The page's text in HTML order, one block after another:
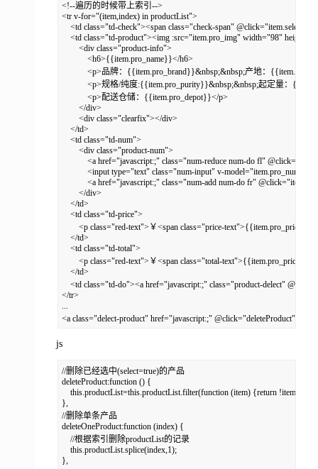
<!--遍历的时候带上索引-->
<tr v-for="(item,index) in productList">
<td class="td-check"><span class="check-span"
<td class="td-product"><img :src="item.pro_img" width="98"
<div class="product-info">
<h6>{{item.pro_name}}</h6>
<p>品牌：{{item.pro_brand}}&nbsp;&nbsp;产地：
<p>规格/纯度:{{item.pro_purity}}&nbsp;&nbsp;起定量：
<p>配送仓储：{{item.pro_depot}}</p>
</div>
<div class="clearfix"></div>
</td>
<td class="td-num">
<div class="product-num">
<a href="javascript:;" class="num-reduce num-do fl"
<input type="text" class="num-input" v-model="item.pro_num">
<a href="javascript:;" class="num-add num-do fr"
</div>
</td>
<td class="td-price">
<p class="red-text">￥<span class="price-
</td>
<td class="td-total">
<p class="red-text">￥<span class="total-
</td>
<td class="td-do"><a href="javascript:;" class="product-delect"
</tr>
...
<a class="delect-product" href="javascript:;"
js
//删除已经选中(select=true)的产品
deleteProduct:function () {
this.productList=this.productList.filter(function (item) {return
},
//删除单条产品
deleteOneProduct:function (index) {
//根据索引删除productList的记录
this.productList.splice(index,1);
},